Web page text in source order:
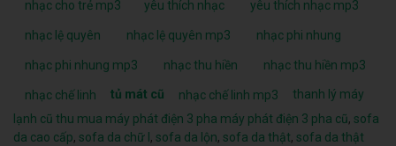
nhạc cho trẻ mp3 yêu thích nhạc yêu thích nhạc mp3
nhạc lệ quyên nhạc lệ quyên mp3 nhạc phi nhung
nhạc phi nhung mp3 nhạc thu hiền nhạc thu hiền mp3
nhạc chế linh tủ mát cũ nhạc chế linh mp3
thanh lý máy
lạnh cũ thu mua máy phát điện 3 pha máy phát điện 3 pha cũ, sofa
da cao cấp, sofa da chữ l , sofa da lộn, sofa da thật, sofa da thật